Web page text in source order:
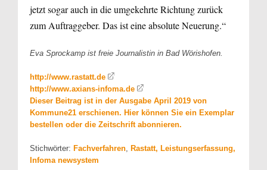
jetzt sogar auch in die umgekehrte Richtung zurück
zum Auftraggeber. Das ist eine absolute Neuerung.“
Eva Sprockamp ist freie Journalistin in Bad Wörishofen.
http://www.rastatt.de
http://www.axians-infoma.de
Dieser Beitrag ist in der Ausgabe April 2019 von
Kommune21 erschienen. Hier können Sie ein Exemplar
bestellen oder die Zeitschrift abonnieren.
Stichwörter: Fachverfahren Rastatt, Leistungserfassung,
Infoma newsystem